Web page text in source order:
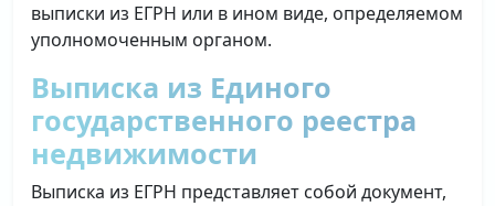
выписки из ЕГРН или в ином виде, определяемом
уполномоченным органом.
Выписка из Единого
государственного реестра
недвижимости
Выписка из ЕГРН представляет собой документ,